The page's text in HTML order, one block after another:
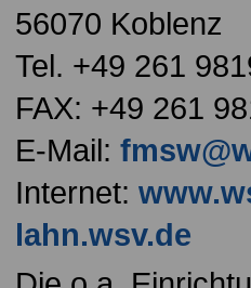
56070 Koblenz
Tel. +49 261
FAX: +49 261
E-Mail:
Internet:
lahn.wsv.de